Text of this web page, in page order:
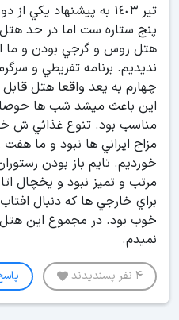
تير ١٤٠٣ به پيشنهاد
پنج ستاره ست اما در حد
هتل روس و گرجي بودن و ما
نديديم. برنامه تفريطي و
چهارم به يعد واقعا هتل
اين باعث ميشد شب ها
مناسب بود. تنوع غذائي ش
مزاج ايراني ها نبود و ما
خورديم. تايم باز بودن
مرتب و تميز نبود و يخچال
براي خارجي ها كه دنبال
خوب بود. در مجموع اين هتل
نميدم.
4 نفر پسندیدند